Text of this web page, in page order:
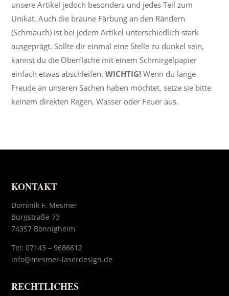
unsere Artikel jedoch besonders und jedes Teil zum
Unikat. Auch die braune Färbung an den Rändern
(Schmauch) ist bei jedem Artikel unterschiedlich stark
ausgeprägt. Sollte dir einmal eine Stelle zu dunkel sein,
kannst du die Oberfläche mit einem Schmirgelpapier
einfach etwas abschleifen.WICHTIG! Wenn du lange
Freude an unseren Sachen haben möchtet, setze sie bitte
keinem direkten Regen, Wasser oder Feuer aus.
KONTAKT
Dominik F. Mesmer
Burgstraße 73
74357 Bönnigheim
Tel:07143 – 9686612
info@mesmer-laserdesign.de
RECHTLICHES